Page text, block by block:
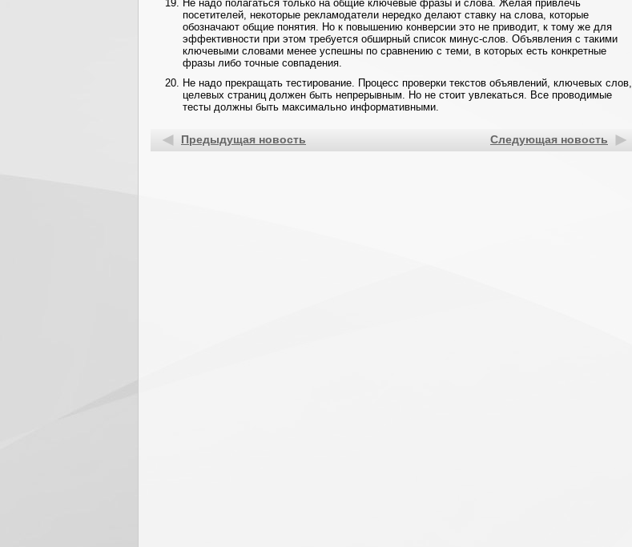
Не надо полагаться только на общие ключевые фразы и слова. Желая привлечь
посетителей, некоторые рекламодатели нередко делают ставку на слова, которые
обозначают общие понятия. Но к повышению конверсии это не приводит, к тому же для
эффективности при этом требуется обширный список минус-слов. Объявления с такими
ключевыми словами менее успешны по сравнению с теми, в которых есть конкретные
фразы либо точные совпадения.
Не надо прекращать тестирование. Процесс проверки текстов объявлений, ключевых слов,
целевых страниц должен быть непрерывным. Но не стоит увлекаться. Все проводимые
тесты должны быть максимально информативными.
Предыдущая новость Следующая новость